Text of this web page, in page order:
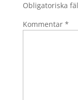
Obligatoriska
Kommentar *